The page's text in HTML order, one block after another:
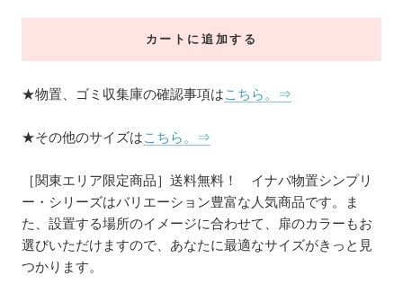
カートに追加する
★物置、ゴミ収集庫の確認事項はこちら。⇒
★その他のサイズはこちら。⇒
［関東エリア限定商品］送料無料！ イナバ物置シンプリ
ー・シリーズはバリエーション豊富な人気商品です。ま
た、設置する場所のイメージに合わせて、扉のカラーもお
選びいただけますので、あなたに最適なサイズがきっと見
つかります。